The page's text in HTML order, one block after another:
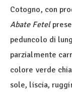
Cotogno, con
Abate Fetel
peduncolo di
parzialmente
colore verde
sole, liscia,